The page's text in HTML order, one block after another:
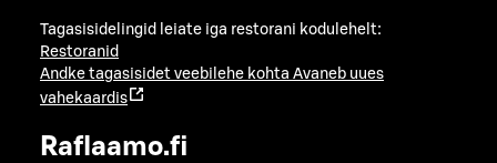
Tagasisidelingid leiate iga restorani kodulehelt:
Restoranid
Andke tagasisidet veebilehe kohta Avaneb uues
vahekaardis
Raflaamo.fi